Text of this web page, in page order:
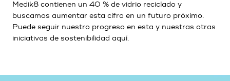
Medik8 contienen un 40 % de vidrio reciclado y
buscamos aumentar esta cifra en un futuro próximo.
Puede seguir nuestro progreso en esta y nuestras otras
iniciativas de sostenibilidad aquí.